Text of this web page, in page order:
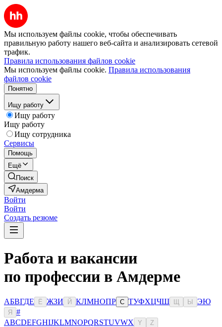
Мы используем файлы cookie, чтобы обеспечивать
правильную работу нашего веб-сайта и анализировать сетевой
трафик.
Правила использования файлов cookie
Мы используем файлы cookie. Правила использования
файлов cookie
Понятно
Ищу работу
Ищу работу
Ищу работу
Ищу сотрудника
Сервисы
Помощь
Ещё
Поиск
Амдерма
Войти
Войти
Создать резюме
Работа и вакансии
по профессии в Амдерме
АБВГДЕ Ё ЖЗИ Й КЛМНОПР С ТУФХЦЧШ Ы ЭЮ
Я
#
ABCDEFGHIJKLMNOPQRSTUVWX Y Z